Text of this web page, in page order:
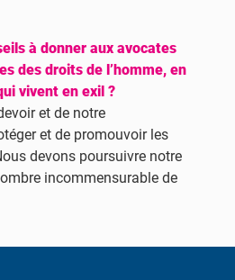
à donner aux avocates
des droits de l’homme, en
vivent en exil ?
et de notre
et de promouvoir les
devons poursuivre notre
incommensurable de